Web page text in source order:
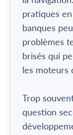
pratiques
banques
problèmes
brisés qui
les moteurs
Trop
question